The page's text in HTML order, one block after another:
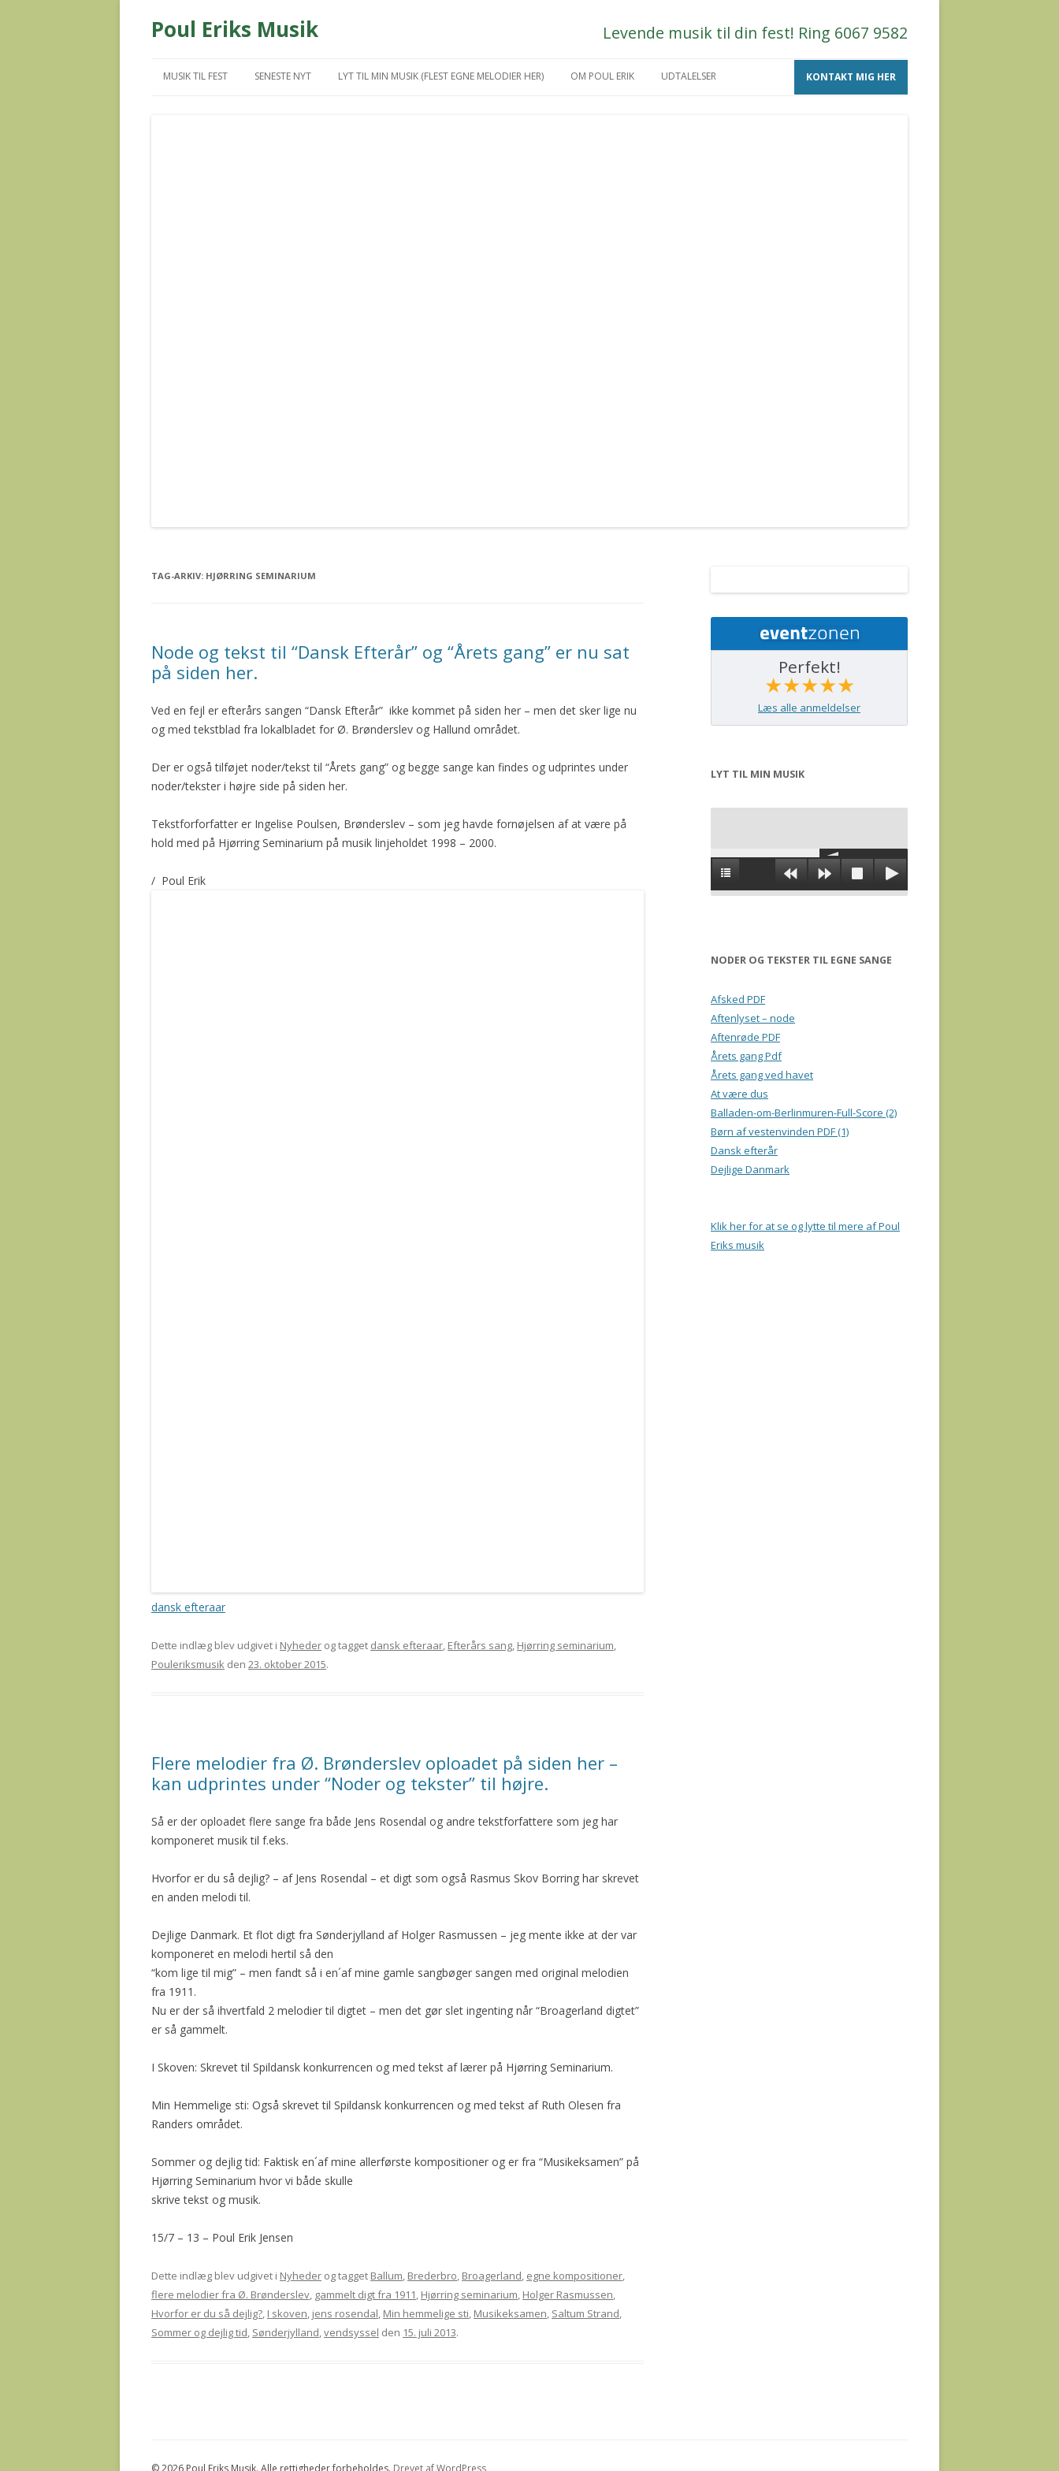
Poul Eriks Musik Levende musik til din fest! Ring 6067 9582
til
indhold
MUSIK TIL FEST SENESTE NYT LYT TIL MIN MUSIK (FLEST EGNE MELODIER HER) OM POUL ERIK UDTALELSER KONTAKT MIG HER
TAG-ARKIV: HJØRRING SEMINARIUM
Node og tekst til “Dansk Efterår” og “Årets gang” er nu sat
på siden her.
Ved en fejl er efterårs sangen “Dansk Efterår” ikke kommet på siden her – men det sker lige nu
og med tekstblad fra lokalbladet for Ø. Brønderslev og Hallund området.
Der er også tilføjet noder/tekst til “Årets gang” og begge sange kan findes og udprintes under
noder/tekster i højre side på siden her.
Tekstforforfatter er Ingelise Poulsen, Brønderslev – som jeg havde fornøjelsen af at være på
hold med på Hjørring Seminarium på musik linjeholdet 1998 – 2000.
/ Poul Erik
dansk efteraar
Dette indlæg blev udgivet i Nyheder og tagget dansk efteraar, Efterårs sang, Hjørring seminarium,
Pouleriksmusik den 23. oktober 2015.
Flere melodier fra Ø. Brønderslev oploadet på siden her –
kan udprintes under “Noder og tekster” til højre.
Så er der oploadet flere sange fra både Jens Rosendal og andre tekstforfattere som jeg har
komponeret musik til f.eks.
Hvorfor er du så dejlig? – af Jens Rosendal – et digt som også Rasmus Skov Borring har skrevet
en anden melodi til.
Dejlige Danmark. Et flot digt fra Sønderjylland af Holger Rasmussen – jeg mente ikke at der var
komponeret en melodi hertil så den
“kom lige til mig” – men fandt så i en´af mine gamle sangbøger sangen med original melodien
fra 1911.
Nu er der så ihvertfald 2 melodier til digtet – men det gør slet ingenting når “Broagerland digtet”
er så gammelt.
I Skoven: Skrevet til Spildansk konkurrencen og med tekst af lærer på Hjørring Seminarium.
Min Hemmelige sti: Også skrevet til Spildansk konkurrencen og med tekst af Ruth Olesen fra
Randers området.
Sommer og dejlig tid: Faktisk en´af mine allerførste kompositioner og er fra “Musikeksamen” på
Hjørring Seminarium hvor vi både skulle
skrive tekst og musik.
15/7 – 13 – Poul Erik Jensen
Dette indlæg blev udgivet i Nyheder og tagget Ballum, Brederbro, Broagerland, egne kompositioner,
flere melodier fra Ø. Brønderslev, gammelt digt fra 1911, Hjørring seminarium, Holger Rasmussen,
Hvorfor er du så dejlig?, I skoven, jens rosendal, Min hemmelige sti, Musikeksamen, Saltum Strand,
Sommer og dejlig tid, Sønderjylland,vendsyssel den 15. juli 2013.
Perfekt!
★★★★★
Læs alle anmeldelser
LYT TIL MIN MUSIK
NODER OG TEKSTER TIL EGNE SANGE
Afsked PDF
Aftenlyset – node
Aftenrøde PDF
Årets gang Pdf
Årets gang ved havet
At være dus
Balladen-om-Berlinmuren-Full-Score (2)
Børn af vestenvinden PDF (1)
Dansk efterår
Dejlige Danmark
Klik her for at se og lytte til mere af Poul
Eriks musik
© 2026 Poul Eriks Musik. Alle rettigheder forbeholdes. Drevet af WordPress